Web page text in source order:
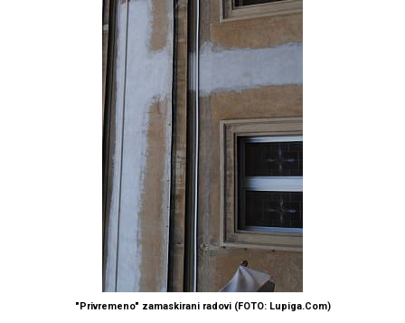
"Privremeno" zamaskirani radovi (FOTO: Lupiga.Com)